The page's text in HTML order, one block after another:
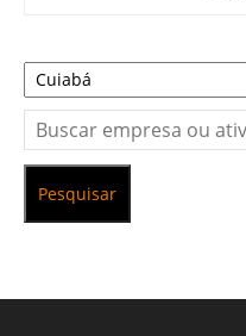
Pesquisar